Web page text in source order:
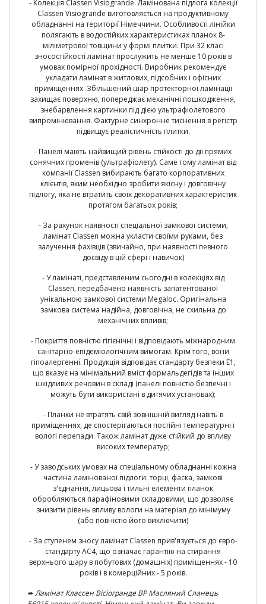
- Колекція Classen Visiogrande. Ламінована підлога колекції
Classen Visiogrande виготовляється на продуктивному
обладнанні на території Німеччини. Особливості лінійки
полягають в водостійких характеристиках планок 8-
міліметрової товщини у формі плитки. При 32 класі
зносостійкості ламінат прослужить не менше 10 років в
умовах помірної прохідності. Виробник рекомендує
укладати ламінат в житлових, підсобних і офісних
приміщеннях. Збільшений шар протекторної ламінації
захищає поверхню, попереджає механічні пошкодження,
знебарвлення картинки під дією ультрафіолетового
випромінювання. Фактурне синхронне тиснення в регістр
підвищує реалістичність плитки.
- Панелі мають найвищий рівень стійкості до дії прямих
сонячних променів (ультрафіолету). Саме тому ламінат від
компанії Classen вибирають багато корпоративних
клієнтів, яким необхідно зробити якісну і довговічну
підлогу, яка не втратить своїх декоративних характеристик
протягом багатьох років;
- За рахунок наявності спеціальної замкової системи,
ламінат Classen можна укласти своїми руками, без
залучення фахівців (звичайно, при наявності певного
досвіду в цій сфері і навичок)
- У ламінаті, представленим сьогодні в колекціях від
Classen, передбачено наявність запатентованої
унікальною замкової системи Megaloc. Оригінальна
замкова система надійна, довговічна, не схильна до
механічних впливів;
- Покриття повністю гігієнічні і відповідають міжнародним
санітарно-епідеміологічним вимогам. Крім того, вони
гіпоалергенні. Продукція відповідає стандарту безпеки E1,
що вказує на мінімальний вміст формальдегідів та інших
шкідливих речовин в складі (панелі повністю безпечні і
можуть бути використані в дитячих установах);
- Планки не втратять свій зовнішній вигляд навіть в
приміщеннях, де спостерігаються постійні температурні і
вологі перепади. Також ламінат дуже стійкий до впливу
високих температур;
- У заводських умовах на спеціальному обладнанні кожна
частина ламінованої підлоги: торці, фаска, замкові
з'єднання, лицьова і тильні елементи планок
обробляються парафіновими складовими, що дозволяє
знизити рівень впливу вологи на матеріал до мінімуму
(або повністю його виключити)
- За ступенем зносу ламінат Classen прив'язується до євро-
стандарту AC4, що означає гарантію на стирання
верхнього шару в побутових (домашніх) приміщеннях - 10
років і в комерційних - 5 років.
➨ Ламінат Классен Вісіогранде ВР Масляний Сланець